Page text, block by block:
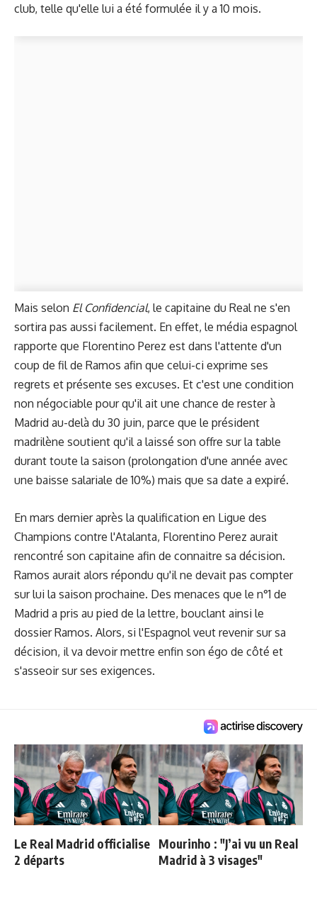
club, telle qu'elle lui a été formulée il y a 10 mois.
Mais selon El Confidencial, le capitaine du Real ne s'en
sortira pas aussi facilement. En effet, le média espagnol
rapporte que Florentino Perez est dans l'attente d'un
coup de fil de Ramos afin que celui-ci exprime ses
regrets et présente ses excuses. Et c'est une condition
non négociable pour qu'il ait une chance de rester à
Madrid au-delà du 30 juin, parce que le président
madrilène soutient qu'il a laissé son offre sur la table
durant toute la saison (prolongation d'une année avec
une baisse salariale de 10%) mais que sa date a expiré.
En mars dernier après la qualification en Ligue des
Champions contre l'Atalanta, Florentino Perez aurait
rencontré son capitaine afin de connaitre sa décision.
Ramos aurait alors répondu qu'il ne devait pas compter
sur lui la saison prochaine. Des menaces que le n°1 de
Madrid a pris au pied de la lettre, bouclant ainsi le
dossier Ramos. Alors, si l'Espagnol veut revenir sur sa
décision, il va devoir mettre enfin son égo de côté et
s'asseoir sur ses exigences.
Le Real Madrid officialise
2 départs
Mourinho : "J’ai vu un Real
Madrid à 3 visages"